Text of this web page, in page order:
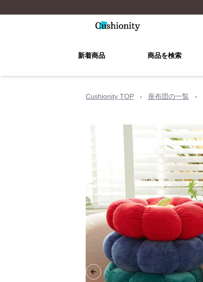
新着商品 商品を検索
Cushionity TOP › 座布団の一覧 ›
Previous slide